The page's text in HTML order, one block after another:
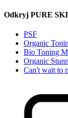
Odkryj PURE
PSF
Organic
Bio Toning
Organic
Can't wait to